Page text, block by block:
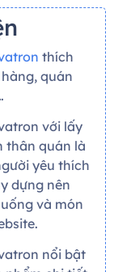
thích
quán
với lấy
thân quán là
yêu thích
dựng nên
và món
nổi bật